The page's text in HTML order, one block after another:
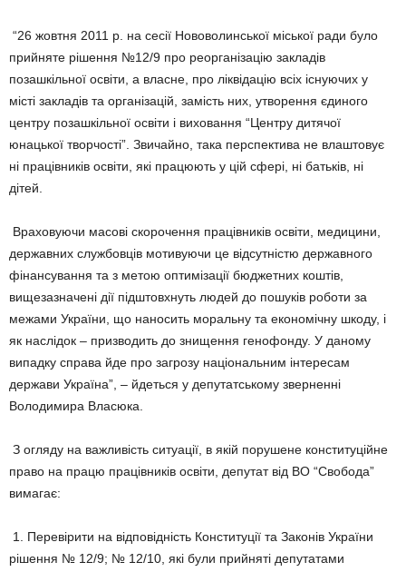
“26 жовтня 2011 р. на сесії Нововолинської міської ради було
прийняте рішення №12/9 про реорганізацію закладів
позашкільної освіти, а власне, про ліквідацію всіх існуючих у
місті закладів та організацій, замість них, утворення єдиного
центру позашкільної освіти і виховання “Центру дитячої
юнацької творчості”. Звичайно, така перспектива не влаштовує
ні працівників освіти, які працюють у цій сфері, ні батьків, ні
дітей.
Враховуючи масові скорочення працівників освіти, медицини,
державних службовців мотивуючи це відсутністю державного
фінансування та з метою оптимізації бюджетних коштів,
вищезазначені дії підштовхнуть людей до пошуків роботи за
межами України, що наносить моральну та економічну шкоду, і
як наслідок – призводить до знищення генофонду. У даному
випадку справа йде про загрозу національним інтересам
держави Україна”, – йдеться у депутатському зверненні
Володимира Власюка.
З огляду на важливість ситуації, в якій порушене конституційне
право на працю працівників освіти, депутат від ВО “Свобода”
вимагає:
1. Перевірити на відповідність Конституції та Законів України
рішення № 12/9; № 12/10, які були прийняті депутатами